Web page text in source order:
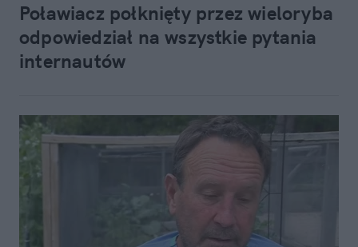
Poławiacz połknięty przez wieloryba
odpowiedział na wszystkie pytania
internautów